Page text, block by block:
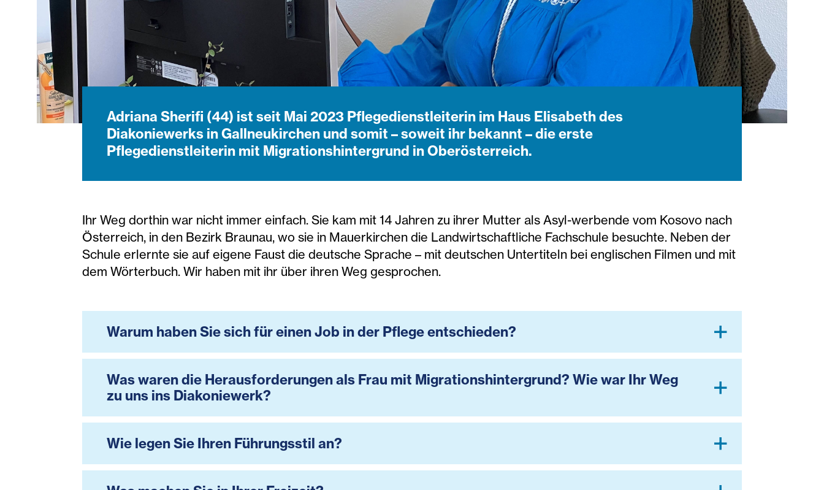
Adriana Sherifi (44) ist seit Mai 2023 Pflegedienstleiterin im Haus Elisabeth des
Diakoniewerks in Gallneukirchen und somit – soweit ihr bekannt – die erste
Pflegedienstleiterin mit Migrationshintergrund in Oberösterreich.
Ihr Weg dorthin war nicht immer einfach. Sie kam mit 14 Jahren zu ihrer Mutter als Asyl-werbende vom Kosovo nach
Österreich, in den Bezirk Braunau, wo sie in Mauerkirchen die Landwirtschaftliche Fachschule besuchte. Neben der
Schule erlernte sie auf eigene Faust die deutsche Sprache – mit deutschen Untertiteln bei englischen Filmen und mit
dem Wörterbuch. Wir haben mit ihr über ihren Weg gesprochen.
Warum haben Sie sich für einen Job in der Pflege entschieden?
Was waren die Herausforderungen als Frau mit Migrationshintergrund? Wie war Ihr Weg
zu uns ins Diakoniewerk?
Wie legen Sie Ihren Führungsstil an?